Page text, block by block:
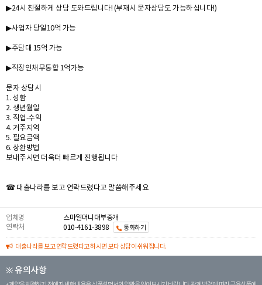
▶24시 친절하게 상담 도와드립니다! (부재시 문자상담도 가능하십니다!)
▶사업자 당일10억 가능
▶주담대 15억 가능
▶직장인채무통합 1억가능
문자 상담시
1. 성함
2. 생년월일
3. 직업-수익
4. 거주지역
5. 필요금액
6. 상환방법
보내주시면 더욱더 빠르게 진행됩니다
☎ 대출나라를 보고 연락드렸다고 말씀해주세요
업체명
스마일머니대부중개
연락처
010-4161-3898 통화하기
대출나라를 보고 연락드렸다고 하시면 보다 상담이 쉬워집니다.
※ 유의사항